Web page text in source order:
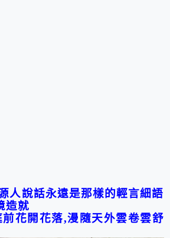
人說話永遠是那樣的輕言細語
造就
前花開花落,漫隨天外雲卷雲舒